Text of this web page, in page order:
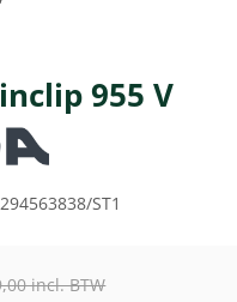
955 V
294563838/ST1
incl. BTW